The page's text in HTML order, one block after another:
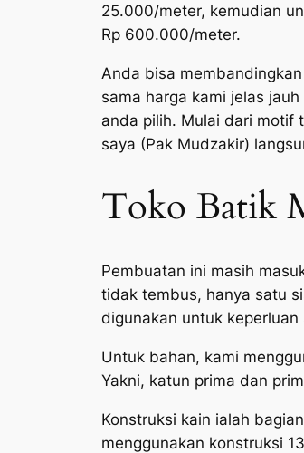
25.000/meter, kemudian
Rp 600.000/meter.
Anda bisa
sama harga kami jelas
anda pilih. Mulai dari motif
saya (Pak Mudzakir)
Toko Batik
Pembuatan ini masih
tidak tembus, hanya satu
digunakan untuk
Untuk bahan, kami
Yakni, katun prima dan
Konstruksi kain ialah
menggunakan konstruksi